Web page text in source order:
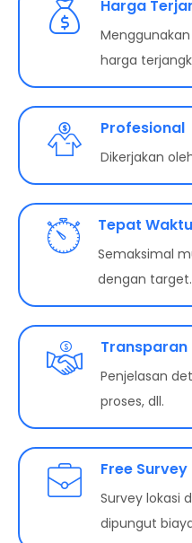
Harga
harga
Profesional
Dikerjakan
Tepat Waktu
Semaksimal
dengan target.
Transparan
Penjelasan
proses, dll.
Free Survey
Survey lokasi
dipungut